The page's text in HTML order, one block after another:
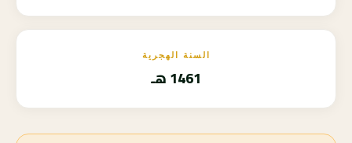
السنة الهجرية
1461 هـ